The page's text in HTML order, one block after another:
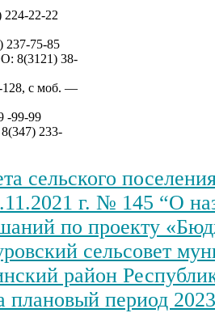
22-22
75-85
8(3121) 38-
с моб. —
-99-99
233-
сельского
г. № 145 “О
по проекту
сельсовет
район
плановый период